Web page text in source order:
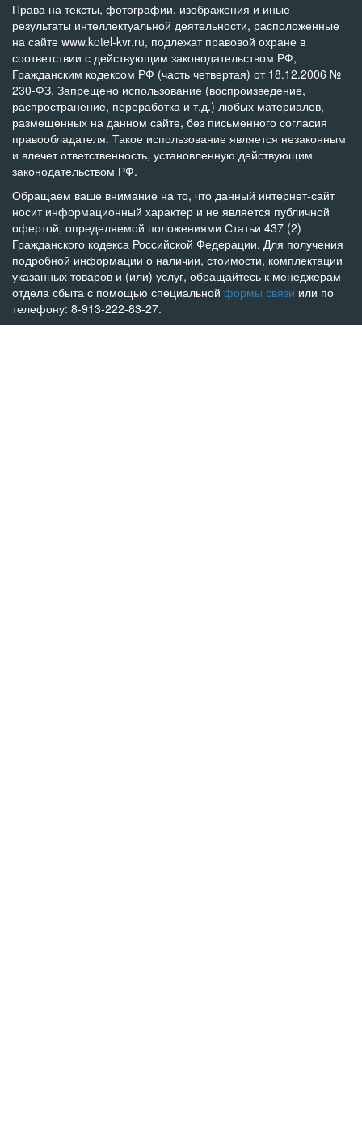
Права на тексты, фотографии, изображения и иные
результаты интеллектуальной деятельности, расположенные
на сайте www.kotel-kvr.ru, подлежат правовой охране в
соответствии с действующим законодательством РФ,
Гражданским кодексом РФ (часть четвертая) от 18.12.2006 №
230-ФЗ. Запрещено использование (воспроизведение,
распространение, переработка и т.д.) любых материалов,
размещенных на данном сайте, без письменного согласия
правообладателя. Такое использование является незаконным
и влечет ответственность, установленную действующим
законодательством РФ.
Обращаем ваше внимание на то, что данный интернет-сайт
носит информационный характер и не является публичной
офертой, определяемой положениями Статьи 437 (2)
Гражданского кодекса Российской Федерации. Для получения
подробной информации о наличии, стоимости, комплектации
указанных товаров и (или) услуг, обращайтесь к менеджерам
отдела сбыта с помощью специальной формы связи или по
телефону: 8-913-222-83-27.